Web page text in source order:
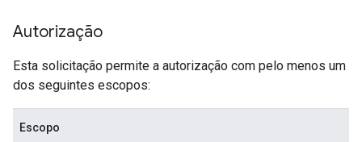
Autorização
Esta solicitação permite a autorização com pelo menos um
dos seguintes escopos:
Escopo